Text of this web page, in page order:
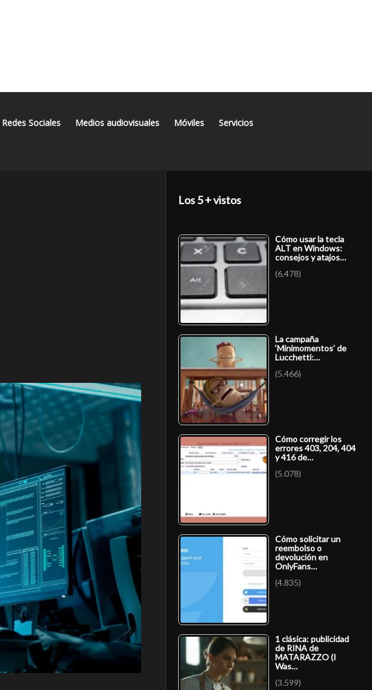
Redes Sociales Medios audiovisuales Móviles Servicios
Los 5 + vistos
Cómo usar la tecla
ALT en Windows:
consejos y atajos…
(6.478)
La campaña
‘Minimomentos’ de
Lucchetti:…
(5.466)
Cómo corregir los
errores 403, 204, 404
y 416 de…
(5.078)
Cómo solicitar un
reembolso o
devolución en
OnlyFans…
(4.835)
1 clásica: publicidad
de RINA de
MATARAZZO (I
Was…
(3.599)